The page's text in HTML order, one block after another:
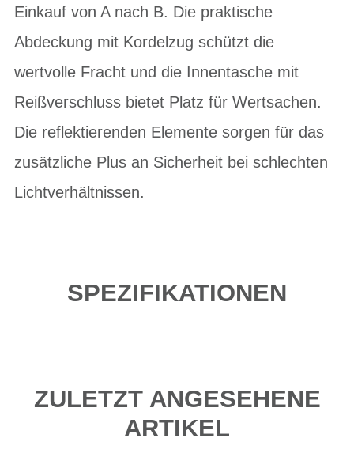
Einkauf von A nach B. Die praktische
Abdeckung mit Kordelzug schützt die
wertvolle Fracht und die Innentasche mit
Reißverschluss bietet Platz für Wertsachen.
Die reflektierenden Elemente sorgen für das
zusätzliche Plus an Sicherheit bei schlechten
Lichtverhältnissen.
SPEZIFIKATIONEN
ZULETZT ANGESEHENE
ARTIKEL